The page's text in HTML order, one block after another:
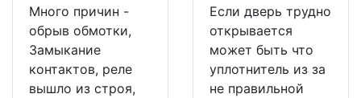
Много причин -
обрыв обмотки,
Замыкание
контактов, реле
вышло из строя,
Если дверь трудно
открывается
может быть что
уплотнитель из за
не правильной